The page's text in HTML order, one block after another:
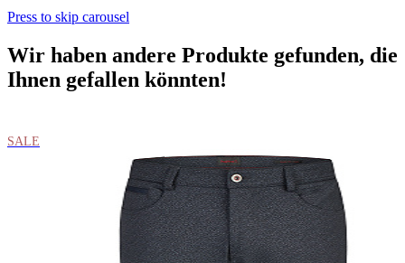
Press to skip carousel
Wir haben andere Produkte gefunden, die
Ihnen gefallen könnten!
SALE